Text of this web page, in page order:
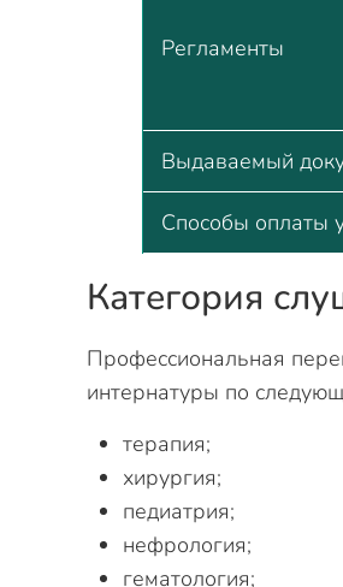
Регламенты
Выдаваемый
Способы оплаты
Категория
Профессиональная
интернатуры по
терапия;
хирургия;
педиатрия;
нефрология;
гематология;